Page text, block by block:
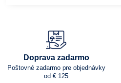
Doprava zadarmo
Poštovné zadarmo pre objednávky
od € 125